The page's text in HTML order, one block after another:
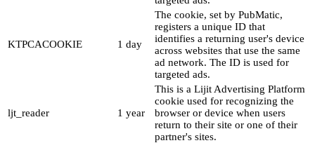
KTPCACOOKIE 1 day
The cookie, set by PubMatic,
registers a unique ID that
identifies a returning user's device
across websites that use the same
ad network. The ID is used for
targeted ads.
ljt_reader 1 year
This is a Lijit Advertising Platform
cookie used for recognizing the
browser or device when users
return to their site or one of their
partner's sites.